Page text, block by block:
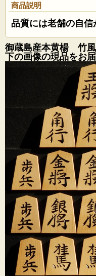
商品説明
品質には老舗の自信
御蔵島産本黄楊 竹
下の画像の現品をお届